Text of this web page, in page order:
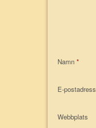
Namn *
E-postadress
Webbplats